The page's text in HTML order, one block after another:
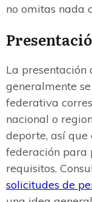
no omitas nada
La presentación
generalmente
federativa
nacional o
deporte, así que
federación para
requisitos.
solicitudes de